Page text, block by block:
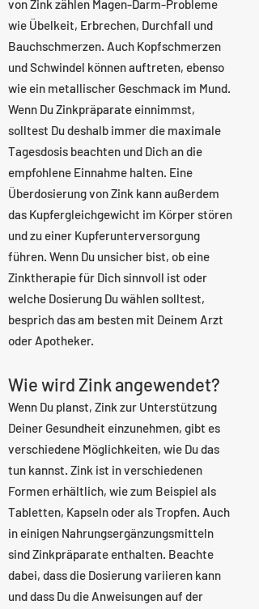
von Zink zählen Magen-Darm-Probleme
wie Übelkeit, Erbrechen, Durchfall und
Bauchschmerzen. Auch Kopfschmerzen
und Schwindel können auftreten, ebenso
wie ein metallischer Geschmack im Mund.
Wenn Du Zinkpräparate einnimmst,
solltest Du deshalb immer die maximale
Tagesdosis beachten und Dich an die
empfohlene Einnahme halten. Eine
Überdosierung von Zink kann außerdem
das Kupfergleichgewicht im Körper stören
und zu einer Kupferunterversorgung
führen. Wenn Du unsicher bist, ob eine
Zinktherapie für Dich sinnvoll ist oder
welche Dosierung Du wählen solltest,
besprich das am besten mit Deinem Arzt
oder Apotheker.
Wie wird Zink angewendet?
Wenn Du planst, Zink zur Unterstützung
Deiner Gesundheit einzunehmen, gibt es
verschiedene Möglichkeiten, wie Du das
tun kannst. Zink ist in verschiedenen
Formen erhältlich, wie zum Beispiel als
Tabletten, Kapseln oder als Tropfen. Auch
in einigen Nahrungsergänzungsmitteln
sind Zinkpräparate enthalten. Beachte
dabei, dass die Dosierung variieren kann
und dass Du die Anweisungen auf der